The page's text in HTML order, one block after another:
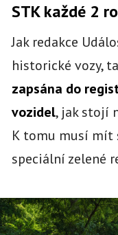
STK každé 2
Jak redakce
historické vozy,
zapsána do
vozidel, jak stojí
K tomu musí mít
speciální zelené